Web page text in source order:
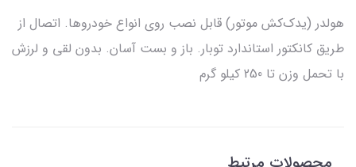
هولدر (یدک‌کش موتور) قابل نصب روی انواع خودروها. اتصال از
طریق کانکتور استاندارد توبار. باز و بست آسان. بدون لقی و لرزش
با تحمل وزن تا 250 کیلو گرم